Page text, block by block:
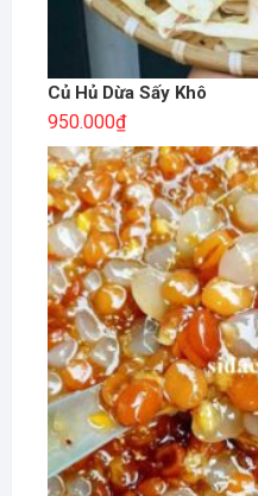
Củ Hủ Dừa Sấy Khô
950.000₫